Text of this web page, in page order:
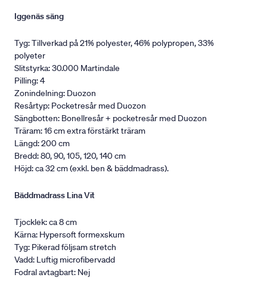
Iggenäs säng
Tyg: Tillverkad på 21% polyester, 46% polypropen, 33%
polyeter
Slitstyrka: 30.000 Martindale
Pilling: 4
Zonindelning: Duozon
Resårtyp: Pocketresår med Duozon
Sängbotten: Bonellresår + pocketresår med Duozon
Träram: 16 cm extra förstärkt träram
Längd: 200 cm
Bredd: 80, 90, 105, 120, 140 cm
Höjd: ca 32 cm (exkl. ben & bäddmadrass).
Bäddmadrass Lina Vit
Tjocklek: ca 8 cm
Kärna: Hypersoft formexskum
Tyg: Pikerad följsam stretch
Vadd: Luftig microfibervadd
Fodral avtagbart: Nej